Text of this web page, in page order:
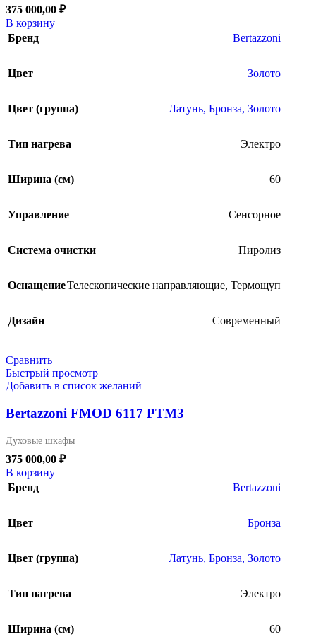
375 000,00 ₽
В корзину
Бренд
Bertazzoni
Цвет Золото
Цвет (группа) Латунь, Бронза, Золото
Тип нагрева Электро
Ширина (см) 60
Управление Сенсорное
Система очистки Пиролиз
ОснащениеТелескопические направляющие, Термощуп
Дизайн Современный
Сравнить
Быстрый просмотр
Добавить в список желаний
Bertazzoni FMOD 6117 PTM3
Духовые шкафы
375 000,00 ₽
В корзину
Бренд
Bertazzoni
Цвет Бронза
Цвет (группа) Латунь, Бронза, Золото
Тип нагрева Электро
Ширина (см) 60